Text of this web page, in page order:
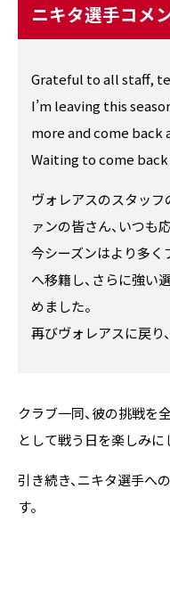
ニキタ選手コメ
Grateful to all staff,
I’m leaving this
more and come back
Waiting to come back
ヴォレアスのスタッフ
ァンの皆さん、いつも
今シーズンはより多
へ移籍し、さらに強い
めました。
再びヴォレアスに戻り
クラブ一同、彼の挑戦を
として戦う日を楽しみに
引き続き、ニキタ選手へ
す。